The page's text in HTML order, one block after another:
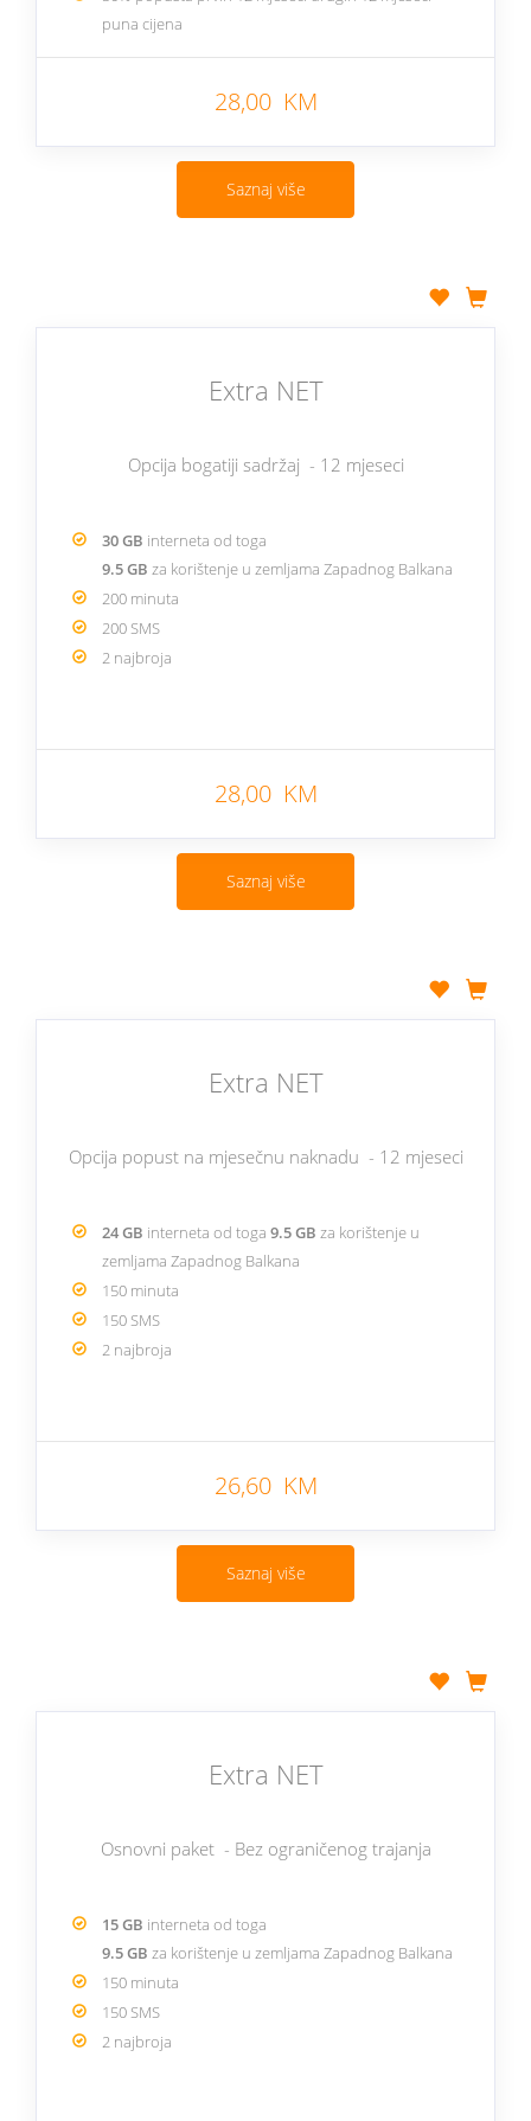
puna cijena
28,00 KM
Saznaj više
Extra NET
Opcija bogatiji sadržaj - 12 mjeseci
30 GB interneta od toga
9.5 GB za korištenje u zemljama Zapadnog Balkana
200 minuta
200 SMS
2 najbroja
28,00 KM
Saznaj više
Extra NET
Opcija popust na mjesečnu naknadu - 12 mjeseci
24 GB interneta od toga 9.5 GB za korištenje u
zemljama Zapadnog Balkana
150 minuta
150 SMS
2 najbroja
26,60 KM
Saznaj više
Extra NET
Osnovni paket - Bez ograničenog trajanja
15 GB interneta od toga
9.5 GB za korištenje u zemljama Zapadnog Balkana
150 minuta
150 SMS
2 najbroja